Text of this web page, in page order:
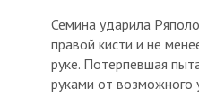
Семина ударила
правой кисти и не
руке. Потерпевшая
руками от возможного